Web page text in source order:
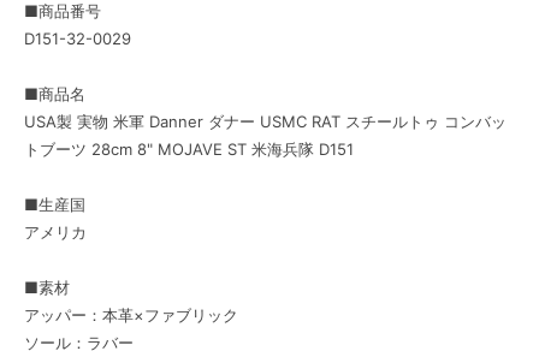
■商品番号
D151-32-0029
■商品名
USA製 実物 米軍 Danner ダナー USMC RAT スチールトゥ コンバッ
トブーツ 28cm 8" MOJAVE ST 米海兵隊 D151
■生産国
アメリカ
■素材
アッパー：本革×ファブリック
ソール：ラバー